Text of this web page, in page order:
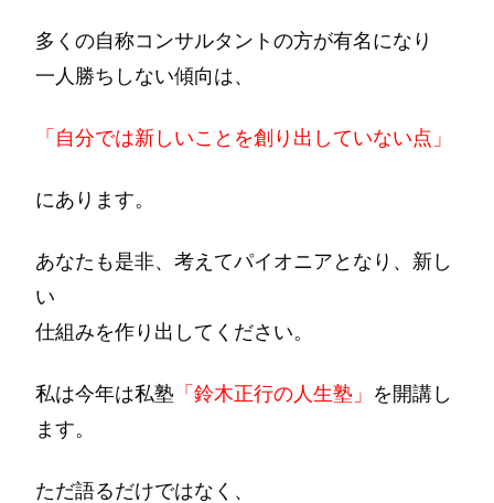
多くの自称コンサルタントの方が有名になり
一人勝ちしない傾向は、
「自分では新しいことを創り出していない点」
にあります。
あなたも是非、考えてパイオニアとなり、新し
い
仕組みを作り出してください。
私は今年は私塾 「鈴木正行の人生塾」 を開講し
ます。
ただ語るだけではなく、